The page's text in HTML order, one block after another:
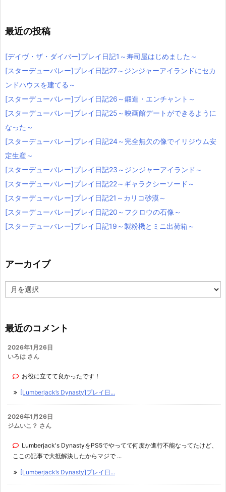
最近の投稿
[デイヴ・ザ・ダイバー]プレイ日記1～寿司屋はじめました～
[スターデューバレー]プレイ日記27～ジンジャーアイランドにセカ
ンドハウスを建てる～
[スターデューバレー]プレイ日記26～鍛造・エンチャント～
[スターデューバレー]プレイ日記25～映画館デートができるように
なった～
[スターデューバレー]プレイ日記24～完全無欠の像でイリジウム安
定生産～
[スターデューバレー]プレイ日記23～ジンジャーアイランド～
[スターデューバレー]プレイ日記22～ギャラクシーソード～
[スターデューバレー]プレイ日記21～カリコ砂漠～
[スターデューバレー]プレイ日記20～フクロウの石像～
[スターデューバレー]プレイ日記19～製粉機とミニ出荷箱～
アーカイブ
ー
ブ
最近のコメント
2026年1月26日
いろは さん
お役に立てて良かったです！
[Lumberjack’s Dynasty]プレイ日...
2026年1月26日
ジムいこ？ さん
Lumberjack's DynastyをPS5でやってて何度か進行不能なってたけど、
ここの記事で大抵解決したからマジで ...
[Lumberjack’s Dynasty]プレイ日...